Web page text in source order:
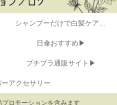
シャンプーだけで白髪ケア▶
日傘おすすめ▶
プチプラ通販サイト▶
アクセサリー
プロモーションを含みます